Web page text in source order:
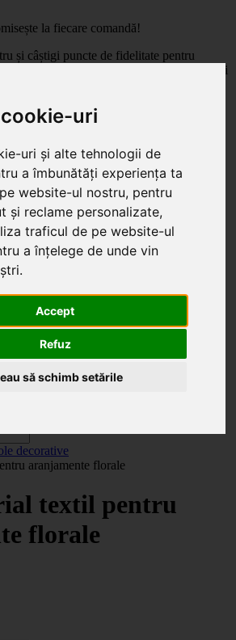
uri
uri și alte tehnologii de
a îmbunătăți experiența ta
website-ul nostru, pentru
și reclame personalizate,
traficul de pe website-ul
a înțelege de unde vin
Accept
Refuz
să schimb setările
la fiecare comandă!
și câștigi puncte de fidelitate pentru
comanzi mai mult, cu atât economisești mai
comenzile mai mari de 350 Lei. Comanda minimă în
Lei. Expediere în 1 - 2 zile lucrătoare.
decorative
textil pentru
florale